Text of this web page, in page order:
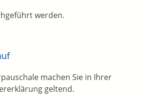
werden.
machen Sie in Ihrer
geltend.